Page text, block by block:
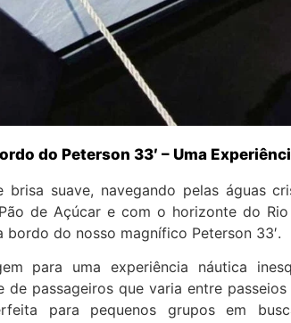
do Peterson 33′ – Uma
suave, navegando pelas águas
de Açúcar e com o horizonte do
do nosso magnífico Peterson 33′.
para uma experiência náutica
de passageiros que varia entre
para pequenos grupos em